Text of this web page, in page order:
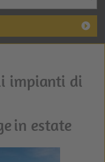
impianti di
in estate